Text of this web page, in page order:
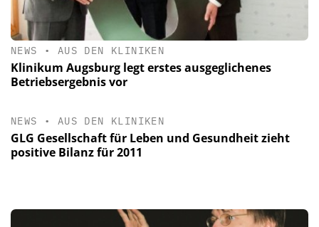
NEWS • AUS DEN KLINIKEN
Klinikum Augsburg legt erstes ausgeglichenes
Betriebsergebnis vor
NEWS • AUS DEN KLINIKEN
GLG Gesellschaft für Leben und Gesundheit zieht
positive Bilanz für 2011